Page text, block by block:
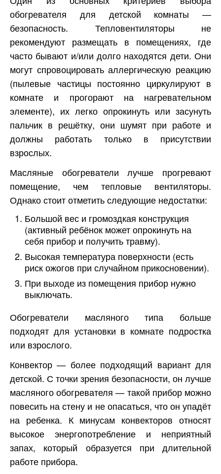
обогревателя для детской комнаты —
безопасность. Тепловентиляторы не
рекомендуют размещать в помещениях, где
часто бывают и/или долго находятся дети. Они
могут спровоцировать аллергическую реакцию
(пылевые частицы постоянно циркулируют в
комнате и прогорают на нагревательном
элементе), их легко опрокинуть или засунуть
пальчик в решётку, они шумят при работе и
должны работать только в присутствии
взрослых.
Масляные обогреватели лучше прогревают
помещение, чем тепловые вентиляторы.
Однако стоит отметить следующие недостатки:
Большой вес и громоздкая конструкция
(активный ребёнок может опрокинуть на
себя прибор и получить травму).
Высокая температура поверхности (есть
риск ожогов при случайном прикосновении).
При выходе из помещения прибор нужно
выключать.
Обогреватели масляного типа больше
подходят для установки в комнате подростка
или взрослого.
Конвектор — более подходящий вариант для
детской. С точки зрения безопасности, он лучше
масляного обогревателя — такой прибор можно
повесить на стену и не опасаться, что он упадёт
на ребенка. К минусам конвекторов относят
высокое энергопотребление и неприятный
запах, который образуется при длительной
работе прибора.